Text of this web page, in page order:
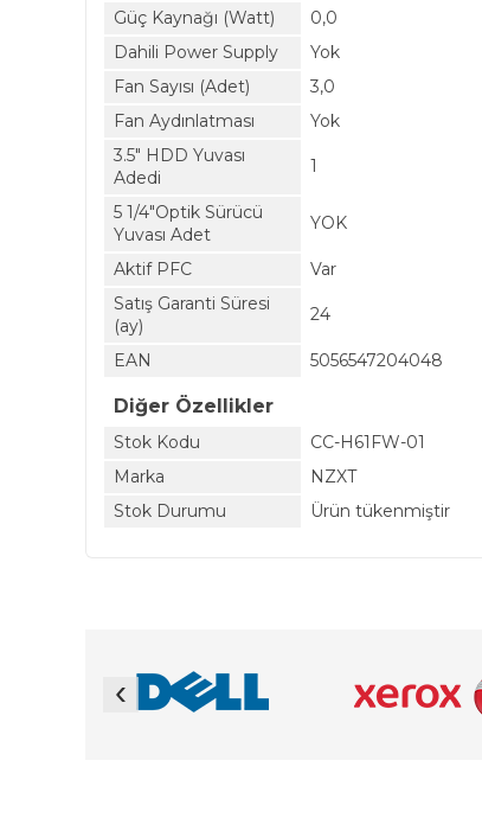
Güç Kaynağı (Watt)
0,0
Dahili Power Supply
Yok
Fan Sayısı (Adet)
3,0
Fan Aydınlatması
Yok
3.5" HDD Yuvası
Adedi
1
5 1/4"Optik Sürücü
Yuvası Adet
YOK
Aktif PFC
Var
Satış Garanti Süresi
(ay)
24
EAN 5056547204048
Diğer Özellikler
Stok Kodu
CC-H61FW-01
Marka
NZXT
Stok Durumu
Ürün tükenmiştir
‹